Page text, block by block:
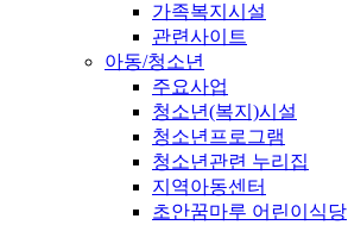
가족복지시설
관련사이트
아동/청소년
주요사업
청소년(복지)시설
청소년프로그램
청소년관련 누리집
지역아동센터
초안꿈마루 어린이식당